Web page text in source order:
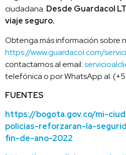
ciudadana. Desde Guardacol
viaje seguro.
Obtenga más información sobre
https://www.guardacol.com/
contactarnos al email:
telefónica o por WhatsApp al:
FUENTES
https://bogota.gov.co/mi-
policias-reforzaran-la-
fin-de-ano-2022